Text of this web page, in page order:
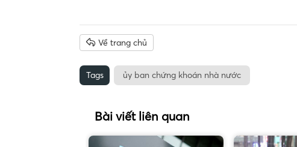
Về trang chủ
Tags ủy ban chứng khoán nhà nước
Bài viết liên quan